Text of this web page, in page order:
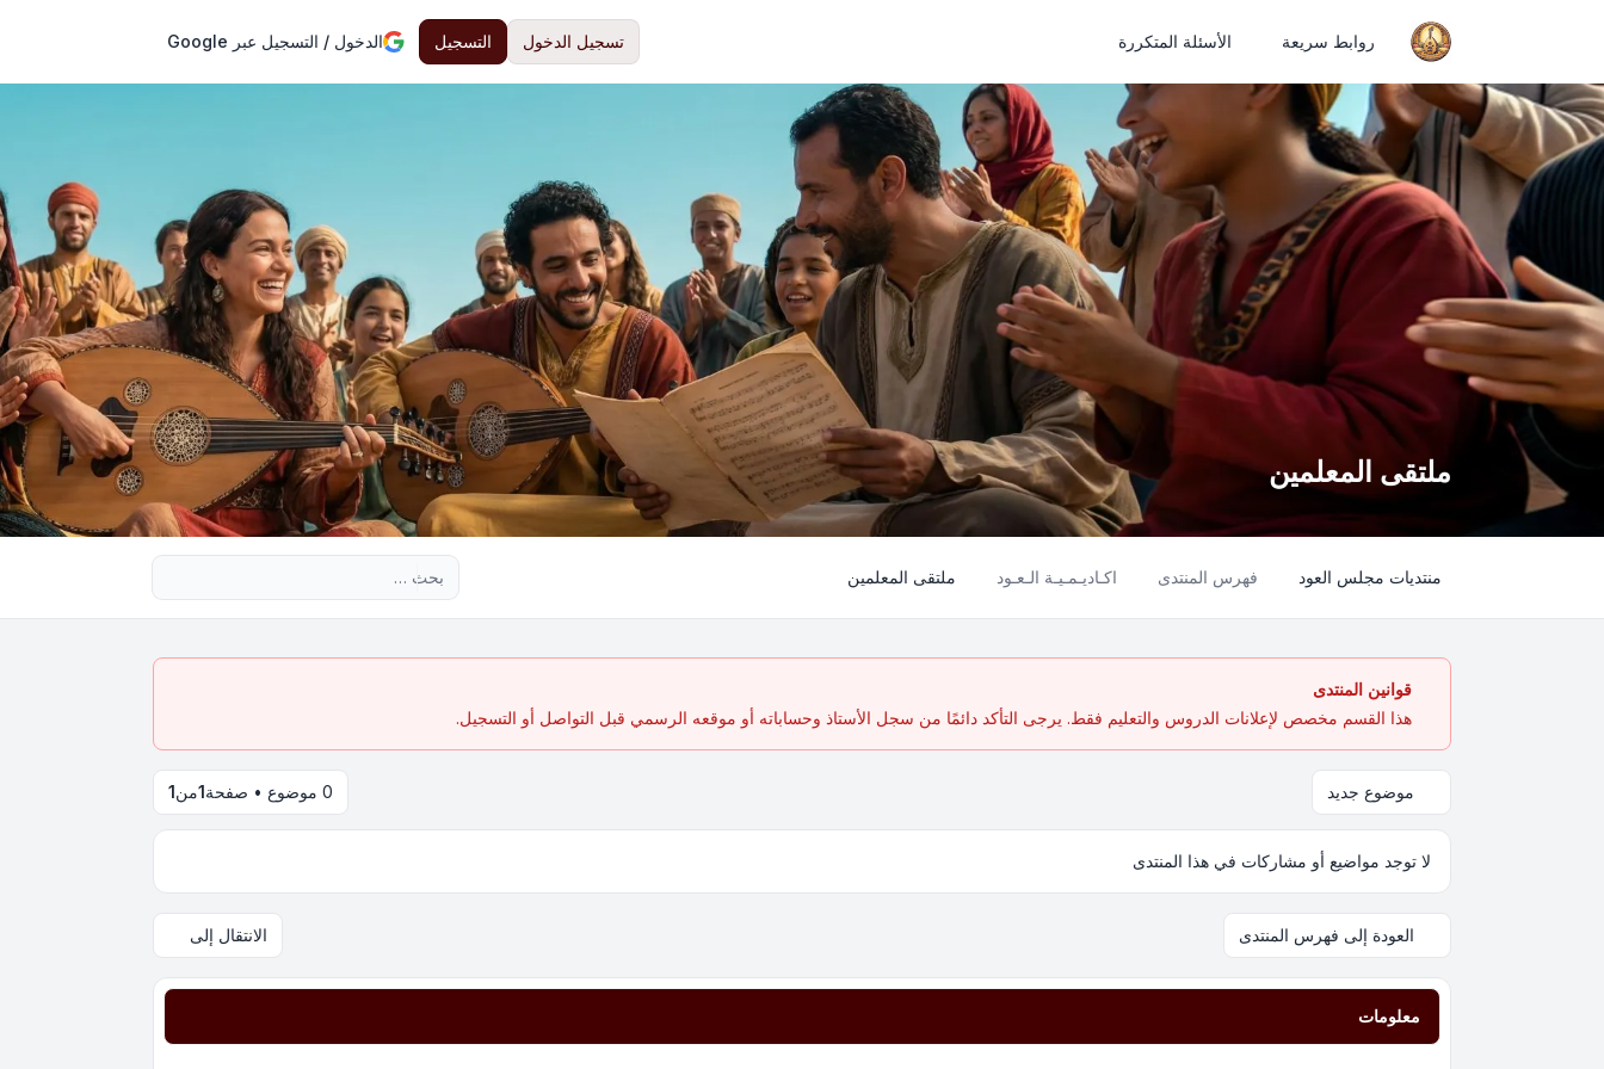
روابط سريعة الأسئلة المتكررة تسجيل الدخول التسجيل الدخول / التسجيل عبر Google
ملتقى المعلمين
منتديات مجلس العود فهرس المنتدى اكـاديـمـيـة الـعـود ملتقى المعلمين
قوانين المنتدى
هذا القسم مخصص لإعلانات الدروس والتعليم فقط. يرجى التأكد دائمًا من سجل الأستاذ وحساباته أو موقعه الرسمي قبل التواصل أو التسجيل.
موضوع جديد 0 موضوع • صفحة 1من1
لا توجد مواضيع أو مشاركات في هذا المنتدى
العودة إلى فهرس المنتدى الانتقال إلى
معلومات